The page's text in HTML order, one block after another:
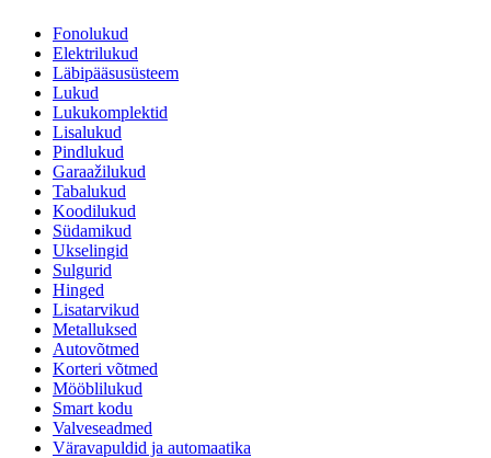
Fonolukud
Elektrilukud
Läbipääsusüsteem
Lukud
Lukukomplektid
Lisalukud
Pindlukud
Garaažilukud
Tabalukud
Koodilukud
Südamikud
Ukselingid
Sulgurid
Hinged
Lisatarvikud
Metalluksed
Autovõtmed
Korteri võtmed
Mööblilukud
Smart kodu
Valveseadmed
Väravapuldid ja automaatika